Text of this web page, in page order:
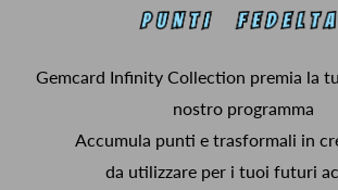
Gemcard Infinity Collection premia la
nostro programma
Accumula punti e trasformali in
da utilizzare per i tuoi futuri